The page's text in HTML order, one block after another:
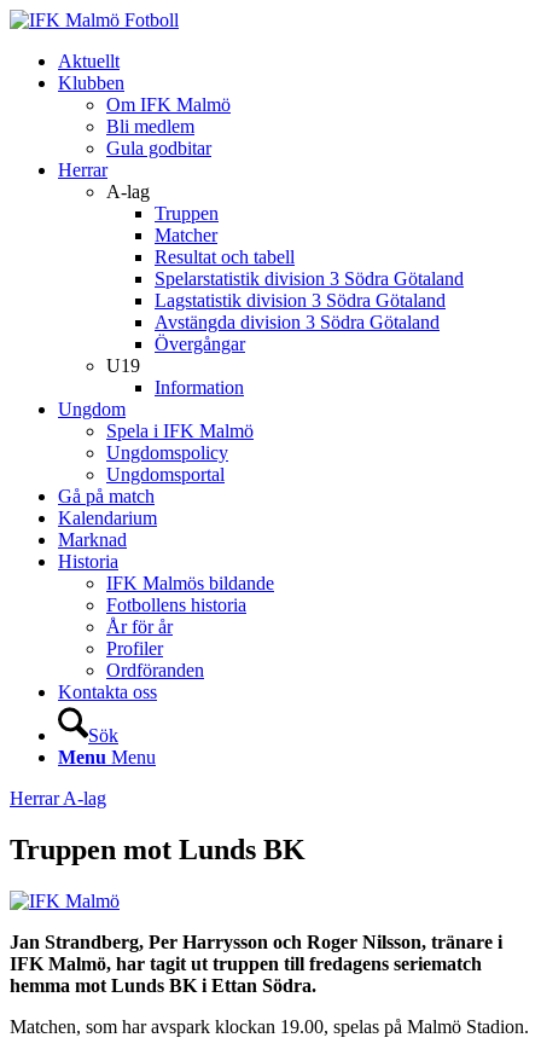
Aktuellt
Klubben
Om IFK Malmö
Bli medlem
Gula godbitar
Herrar
A-lag
Truppen
Matcher
Resultat och tabell
Spelarstatistik division 3 Södra Götaland
Lagstatistik division 3 Södra Götaland
Avstängda division 3 Södra Götaland
Övergångar
U19
Information
Ungdom
Spela i IFK Malmö
Ungdomspolicy
Ungdomsportal
Gå på match
Kalendarium
Marknad
Historia
IFK Malmös bildande
Fotbollens historia
År för år
Profiler
Ordföranden
Kontakta oss
Sök
Menu Menu
Herrar A-lag
Truppen mot Lunds BK
Jan Strandberg, Per Harrysson och Roger Nilsson, tränare i
IFK Malmö, har tagit ut truppen till fredagens seriematch
hemma mot Lunds BK i Ettan Södra.
Matchen, som har avspark klockan 19.00, spelas på Malmö Stadion.